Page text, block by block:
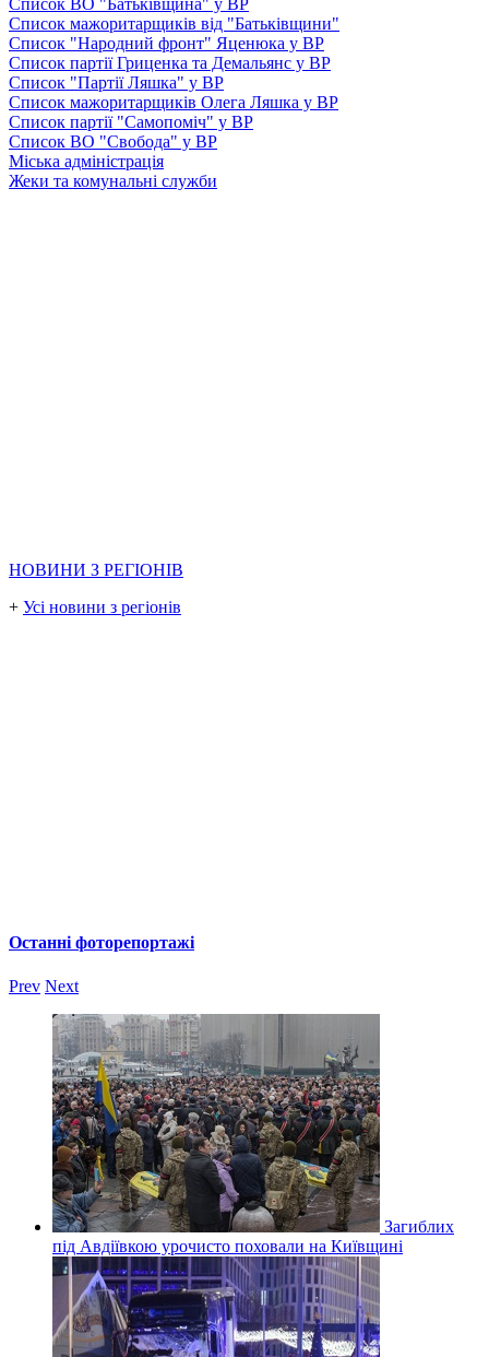
Список ВО "Батьківщина" у ВР
Список мажоритарщиків від "Батьківщини"
Список "Народний фронт" Яценюка у ВР
Список партії Гриценка та Демальянс у ВР
Список "Партії Ляшка" у ВР
Список мажоритарщиків Олега Ляшка у ВР
Список партії "Самопоміч" у ВР
Список ВО "Свобода" у ВР
Міська адміністрація
Жеки та комунальні служби
НОВИНИ З РЕГІОНІВ
+ Усі новини з регіонів
Останні фоторепортажі
Prev Next
Загиблих
під Авдіївкою урочисто поховали на Київщині